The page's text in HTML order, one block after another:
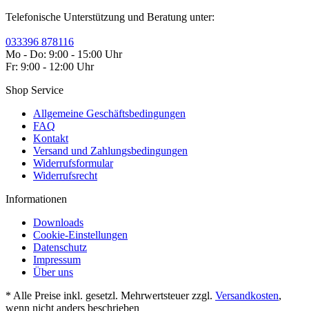
Telefonische Unterstützung und Beratung unter:
033396 878116
Mo - Do: 9:00 - 15:00 Uhr
Fr: 9:00 - 12:00 Uhr
Shop Service
Allgemeine Geschäftsbedingungen
FAQ
Kontakt
Versand und Zahlungsbedingungen
Widerrufsformular
Widerrufsrecht
Informationen
Downloads
Cookie-Einstellungen
Datenschutz
Impressum
Über uns
* Alle Preise inkl. gesetzl. Mehrwertsteuer zzgl. Versandkosten,
wenn nicht anders beschrieben